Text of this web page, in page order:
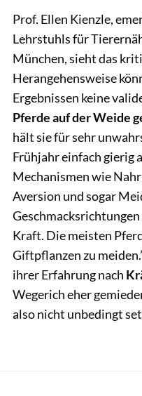
Prof. Ellen Kienzle,
Lehrstuhls für
München, sieht das
Herangehensweise
Ergebnissen keine
Pferde auf der Weide
hält sie für sehr
Frühjahr einfach gierig
Mechanismen wie
Aversion und sogar
Kraft. Die meisten
Giftpflanzen zu
ihrer Erfahrung nach
Wegerich eher
also nicht unbedingt